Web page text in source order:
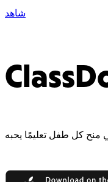
شاهد
App Store